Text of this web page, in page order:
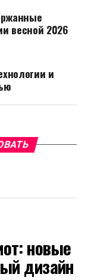
весной 2026
и
новые
дизайн